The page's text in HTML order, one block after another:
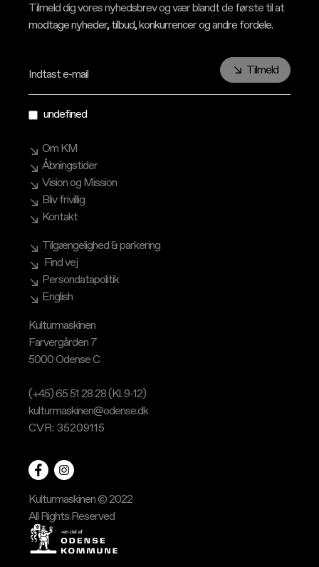
Om KM
Åbningstider
Vision og Mission
Bliv frivillig
Kontakt
Tilgængelighed & parkering
Find vej
Persondatapolitik
English
Tilmeld dig vores nyhedsbrev og vær blandt de første til at
modtage nyheder, tilbud, konkurrencer og andre fordele.
Indtast e-mail Tilmeld
undefined
Kulturmaskinen
Farvergården 7
5000 Odense C
(+45) 65 51 28 28 (Kl. 9-12)
kulturmaskinen@odense.dk
CVR: 35209115
Kulturmaskinen © 2022
All Rights Reserved